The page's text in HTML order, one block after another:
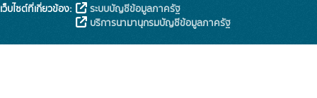
เว็บไซต์ที่เกี่ยวข้อง:
ระบบบัญชีข้อมูลภาครัฐ
บริการนามานุกรมบัญชีข้อมูลภาครัฐ